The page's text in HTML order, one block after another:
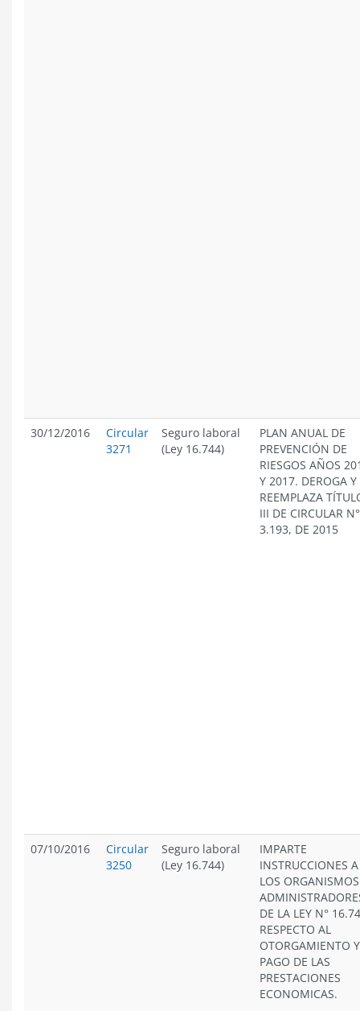
30/12/2016
Circular
3271
Seguro laboral
(Ley 16.744)
PLAN ANUAL DE
PREVENCIÓN DE
RIESGOS AÑOS
Y 2017. DEROGA Y
REEMPLAZA
III DE CIRCULAR N°
3.193, DE 2015
07/10/2016
Circular
3250
Seguro laboral
(Ley 16.744)
IMPARTE
INSTRUCCIONES A
LOS ORGANISMOS
DE LA LEY N°
RESPECTO AL
OTORGAMIENTO Y
PAGO DE LAS
PRESTACIONES
ECONOMICAS.